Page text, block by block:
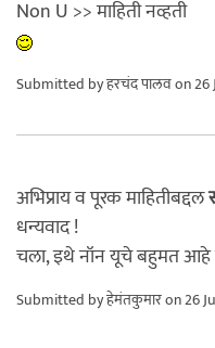
Non U >> माहिती नव्हती
Submitted byहरचंद पालवon 26
अभिप्राय व पूरक माहितीबद्दल
धन्यवाद !
चला, इथे नॉन यूचे बहुमत
Submitted byहेमंतकुमारon 26